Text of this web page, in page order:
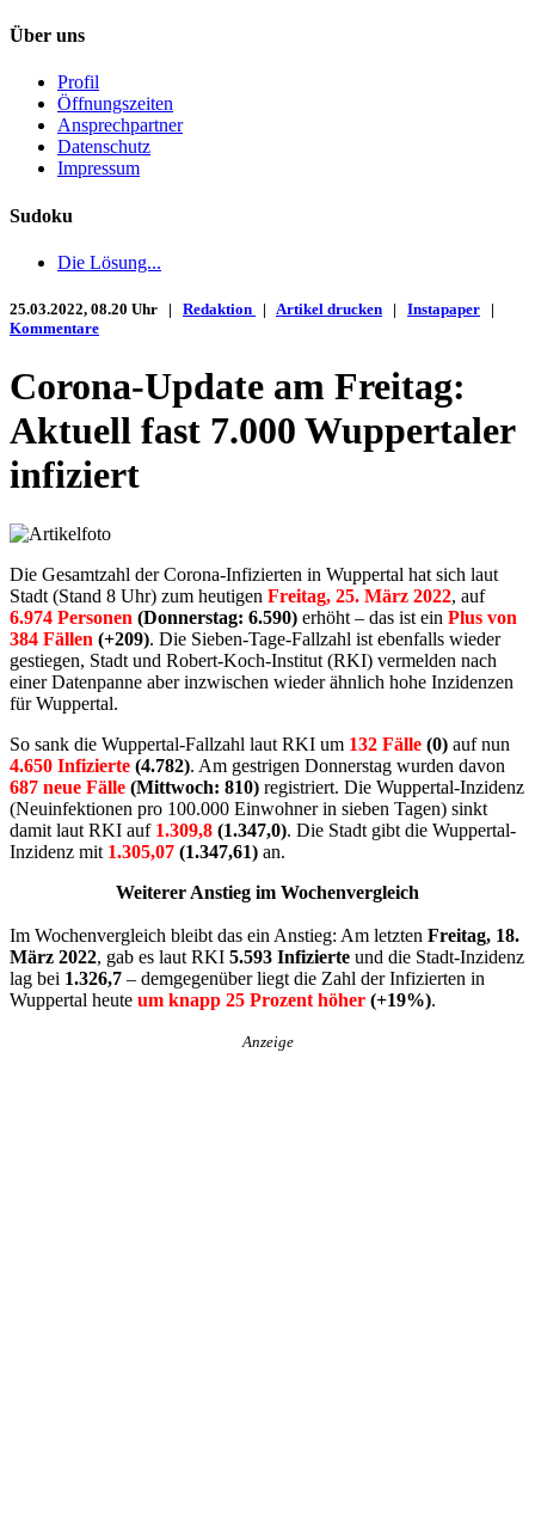
Über uns
Profil
Öffnungszeiten
Ansprechpartner
Datenschutz
Impressum
Sudoku
Die Lösung...
25.03.2022, 08.20 Uhr | Redaktion | Artikel drucken | Instapaper |
Kommentare
Corona-Update am Freitag:
Aktuell fast 7.000 Wuppertaler
infiziert
Die Gesamtzahl der Corona-Infizierten in Wuppertal hat sich laut
Stadt (Stand 8 Uhr) zum heutigen Freitag, 25. März 2022, auf
6.974 Personen (Donnerstag: 6.590) erhöht – das ist ein Plus von
384 Fällen (+209). Die Sieben-Tage-Fallzahl ist ebenfalls wieder
gestiegen, Stadt und Robert-Koch-Institut (RKI) vermelden nach
einer Datenpanne aber inzwischen wieder ähnlich hohe Inzidenzen
für Wuppertal.
So sank die Wuppertal-Fallzahl laut RKI um 132 Fälle (0) auf nun
4.650 Infizierte (4.782). Am gestrigen Donnerstag wurden davon
687 neue Fälle (Mittwoch: 810) registriert. Die Wuppertal-Inzidenz
(Neuinfektionen pro 100.000 Einwohner in sieben Tagen) sinkt
damit laut RKI auf 1.309,8 (1.347,0). Die Stadt gibt die Wuppertal-
Inzidenz mit 1.305,07 (1.347,61) an.
Weiterer Anstieg im Wochenvergleich
Im Wochenvergleich bleibt das ein Anstieg: Am letzten Freitag, 18.
März 2022, gab es laut RKI 5.593 Infizierte und die Stadt-Inzidenz
lag bei 1.326,7 – demgegenüber liegt die Zahl der Infizierten in
Wuppertal heute um knapp 25 Prozent höher (+19%).
Anzeige